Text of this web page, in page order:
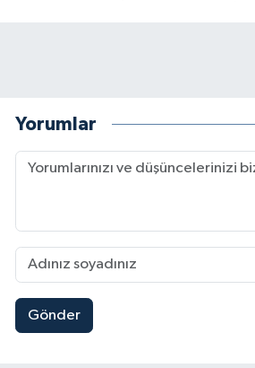
Yorumlar
Gönder
19:49 |Mersin'de Tatil Kabusu!